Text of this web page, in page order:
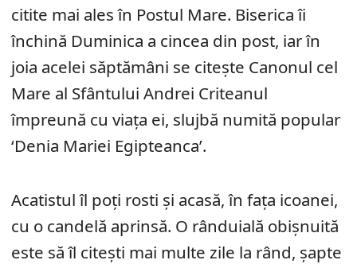
citite mai ales în Postul Mare. Biserica îi
închină Duminica a cincea din post, iar în
joia acelei săptămâni se citește Canonul cel
Mare al Sfântului Andrei Criteanul
împreună cu viața ei, slujbă numită popular
‘Denia Mariei Egipteanca’.
Acatistul îl poți rosti și acasă, în fața icoanei,
cu o candelă aprinsă. O rânduială obișnuită
este să îl citești mai multe zile la rând, șapte